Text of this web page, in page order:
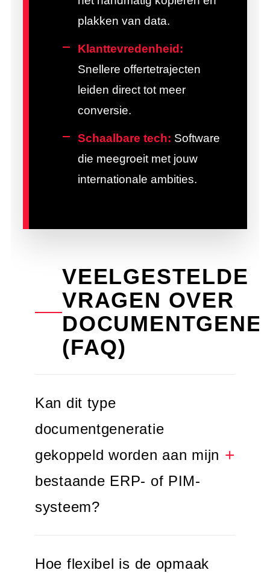
plakken van data.
Klanttevredenheid:
Snellere offertetrajecten
leiden direct tot meer
conversie.
Schaalbare tech: Software
die meegroeit met jouw
internationale ambities.
VEELGESTELDE
VRAGEN OVER
(FAQ)
Kan dit type
documentgeneratie
gekoppeld worden aan mijn
bestaande ERP- of PIM-
systeem?
Hoe flexibel is de opmaak